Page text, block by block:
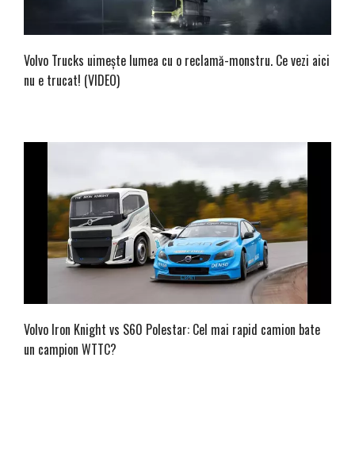
Volvo Trucks uimește lumea cu o reclamă-monstru. Ce vezi aici
nu e trucat! (VIDEO)
Volvo Iron Knight vs S60 Polestar: Cel mai rapid camion bate
un campion WTTC?